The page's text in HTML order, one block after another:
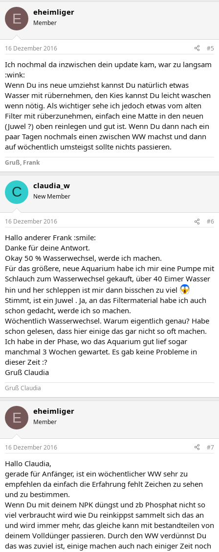
E eheimliger
Member
16 Dezember 2016 #5
Ich nochmal da inzwischen dein update kam, war zu langsam
:wink:
Wenn Du ins neue umziehst kannst Du natürlich etwas
Wasser mit rübernehmen, den Kies kannst Du leicht waschen
wenn nötig. Als wichtiger sehe ich jedoch etwas vom alten
Filter mit rüberzunehmen, einfach eine Matte in den neuen
(Juwel ?) oben reinlegen und gut ist. Wenn Du dann nach ein
paar Tagen nochmals einen zwischen WW machst und dann
auf wöchentlich umsteigst sollte nichts passieren.
Gruß, Frank
C claudia_w
New Member
16 Dezember 2016 #6
Hallo anderer Frank :smile:
Danke für deine Antwort.
Okay 50 % Wasserwechsel, werde ich machen.
Für das größere, neue Aquarium habe ich mir eine Pumpe mit
Schlauch zum Wasserwechsel gekauft, über 40 Eimer Wasser
hin und her schleppen ist mir dann bisschen zu viel
Stimmt, ist ein Juwel . Ja, an das Filtermaterial habe ich auch
schon gedacht, werde ich so machen.
Wöchentlich Wasserwechsel. Warum eigentlich genau? Habe
schon gelesen, dass hier einige das gar nicht so oft machen.
Ich habe in der Phase, wo das Aquarium gut lief sogar
manchmal 3 Wochen gewartet. Es gab keine Probleme in
dieser Zeit :?
Gruß Claudia
Gruß Claudia
E eheimliger
Member
16 Dezember 2016 #7
Hallo Claudia,
gerade für Anfänger, ist ein wöchentlicher WW sehr zu
empfehlen da einfach die Erfahrung fehlt Zeichen zu sehen
und zu bestimmen.
Wenn Du mit deinem NPK düngst und zb Phosphat nicht so
viel verbraucht wird wie Du reinkippst sammelt sich das an
und wird immer mehr, das gleiche kann mit bestandteilen von
deinem Volldünger passieren. Durch den WW verdünnst Du
das was zuviel ist, einige machen auch nach einiger Zeit noch